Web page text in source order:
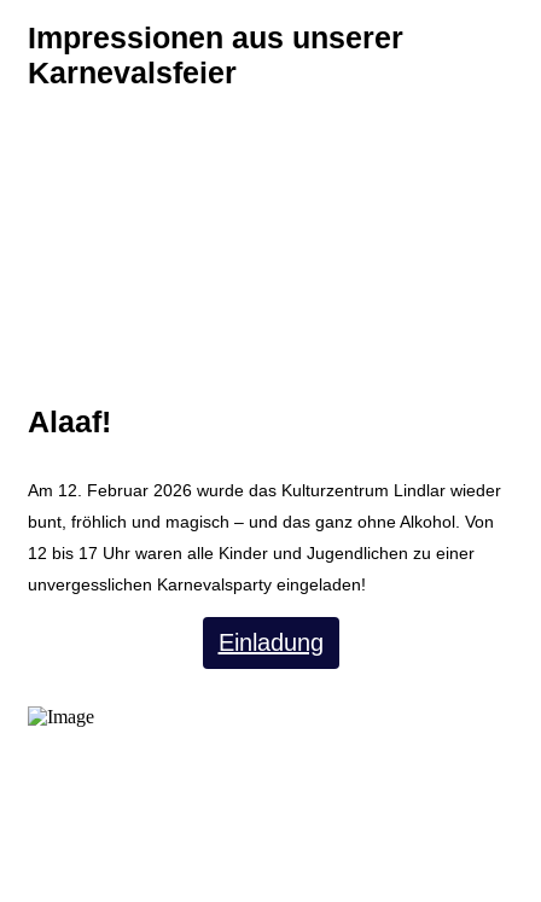
Impressionen aus unserer
Karnevalsfeier
Alaaf!
Am 12. Februar 2026 wurde das Kulturzentrum Lindlar wieder
bunt, fröhlich und magisch – und das ganz ohne Alkohol. Von
12 bis 17 Uhr waren alle Kinder und Jugendlichen zu einer
unvergesslichen Karnevalsparty eingeladen!
Einladung